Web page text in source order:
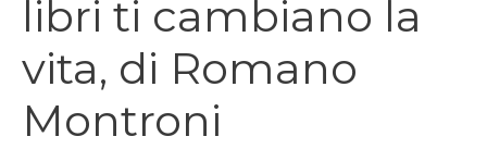
libri ti cambiano la
vita, di Romano
Montroni